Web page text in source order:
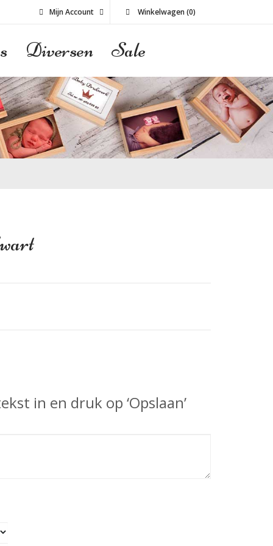
Winkelwagen(0)
Mijn Account
Diversen Sale
in en druk op ‘Opslaan’